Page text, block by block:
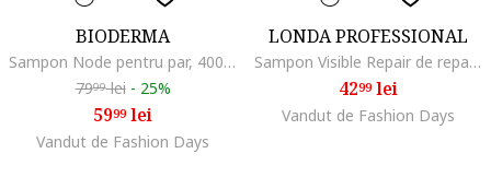
BIODERMA
Sampon Node pentru par, 400 ml, Normal/Uscat/Gras, 400 ml
7999lei - 25%
5999lei
Vandut de Fashion Days
LONDA PROFESSIONAL
Sampon Visible Repair de reparare pentru par deteriorat, 1000 ml
4299lei
Vandut de Fashion Days